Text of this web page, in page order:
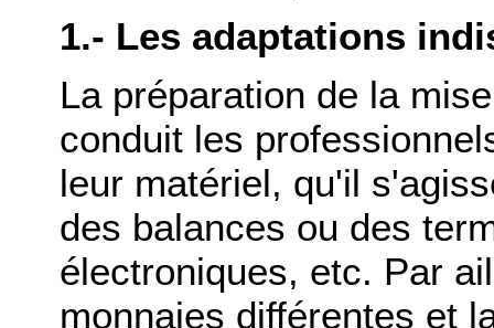
1.- Les adaptations
La préparation de la
conduit les
leur matériel, qu'il
des balances ou des
électroniques, etc. Par
monnaies différentes et